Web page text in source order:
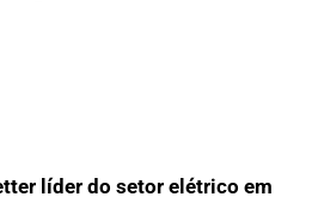
líder do setor elétrico em